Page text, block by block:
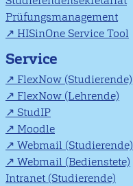
Prüfungsmanagement
HISinOne Service Tool
Service
FlexNow (Studierende)
FlexNow (Lehrende)
StudIP
Moodle
Webmail (Studierende)
Webmail (Bedienstete)
Intranet (Studierende)